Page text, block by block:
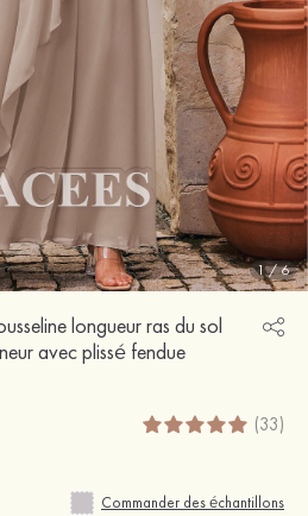
1/6
longueur ras du sol
avec plissé fendue
(33)
Commander des échantillons